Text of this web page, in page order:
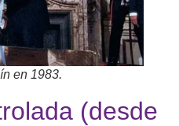
en 1983.
(desde